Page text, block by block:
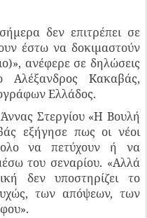
δεν επιτρέπει σε
έστω να δοκιμαστούν
ανέφερε σε δηλώσεις
Κακαβάς,
Ελλάδος.
Στεργίου «Η Βουλή
εξήγησε πως οι νέοι
να πετύχουν ή να
του σεναρίου. «Αλλά
δεν υποστηρίζει το
των απόψεων, των